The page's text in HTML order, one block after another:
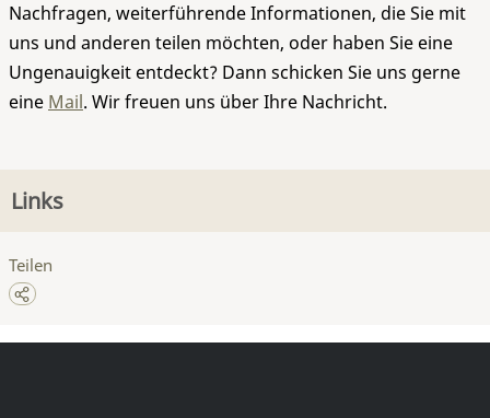
Nachfragen, weiterführende Informationen, die Sie mit
uns und anderen teilen möchten, oder haben Sie eine
Ungenauigkeit entdeckt? Dann schicken Sie uns gerne
eine Mail. Wir freuen uns über Ihre Nachricht.
Links
Teilen